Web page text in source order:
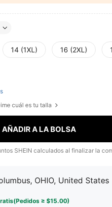
14 (1XL) 16 (2XL)
cuál es tu talla
AÑADIR A LA BOLSA
SHEIN calculados al finalizar la
OHIO, United States
≥ $15.00)